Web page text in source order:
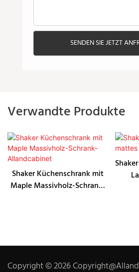
SENDEN SIE JETZT
Verwandte Produkte
Shaker Küchenschrank mit
Maple Massivholz-Schrank-
Copyright © 2026